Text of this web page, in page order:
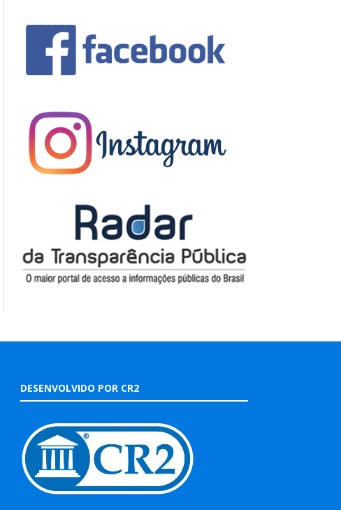
DESENVOLVIDO POR CR2